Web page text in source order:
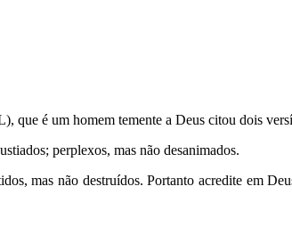
que é um homem temente a Deus citou dois
perplexos, mas não desanimados.
mas não destruídos. Portanto acredite em